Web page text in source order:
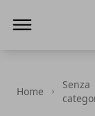
Home
Senza